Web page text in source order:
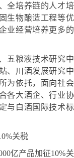
全培养链的人才培
生物酿造工程等优
业经营培养更多的
五粮液技术研究中
、川酒发展研究中
为依托，面向社会
各大酒企、行业协
与白酒国际技术标
关税
亿产品加征10%关